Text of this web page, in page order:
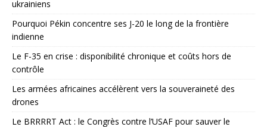
ukrainiens
Pourquoi Pékin concentre ses J-20 le long de la frontière
indienne
Le F-35 en crise : disponibilité chronique et coûts hors de
contrôle
Les armées africaines accélèrent vers la souveraineté des
drones
Le BRRRRT Act : le Congrès contre l’USAF pour sauver le